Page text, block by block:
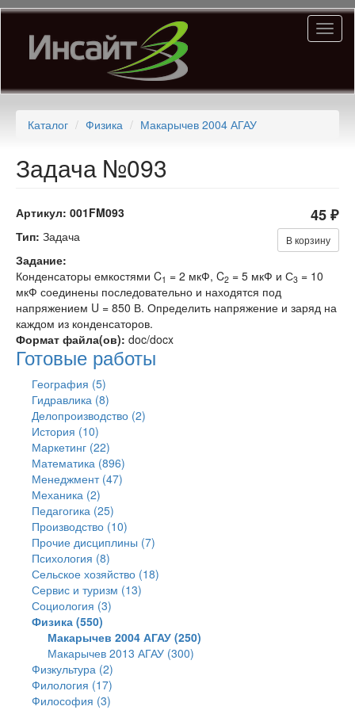
Перейти
основному
содержанию
Каталог Физика Макарычев 2004 АГАУ
Задача №093
Артикул: 001FM093 45 ₽
В корзину
Тип: Задача
Задание:
Конденсаторы емкостями C1 = 2 мкФ, C2 = 5 мкФ и С3 = 10
мкФ соединены последовательно и находятся под
напряжением U = 850 В. Определить на­пряжение и заряд на
каждом из конденсаторов.
Формат файла(ов): doc/docx
Готовые работы
География (5)
Гидравлика (8)
Делопроизводство (2)
История (10)
Маркетинг (22)
Математика (896)
Менеджмент (47)
Механика (2)
Педагогика (25)
Производство (10)
Прочие дисциплины (7)
Психология (8)
Сельское хозяйство (18)
Сервис и туризм (13)
Социология (3)
Физика (550)
Макарычев 2004 АГАУ (250)
Макарычев 2013 АГАУ (300)
Физкультура (2)
Филология (17)
Философия (3)